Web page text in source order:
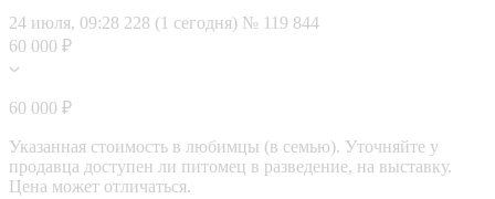
24 июля, 09:28 228 (1 сегодня) № 119 844
60 000 ₽
60 000 ₽
Указанная стоимость в любимцы (в семью). Уточняйте у
продавца доступен ли питомец в разведение, на выставку.
Цена может отличаться.